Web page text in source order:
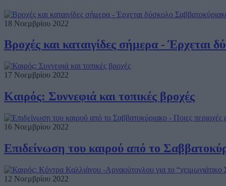
18 Νοεμβρίου 2022
Βροχές και καταιγίδες σήμερα - Έρχεται
17 Νοεμβρίου 2022
Καιρός: Συννεφιά και τοπικές βροχές
16 Νοεμβρίου 2022
Επιδείνωση του καιρού από το
12 Νοεμβρίου 2022